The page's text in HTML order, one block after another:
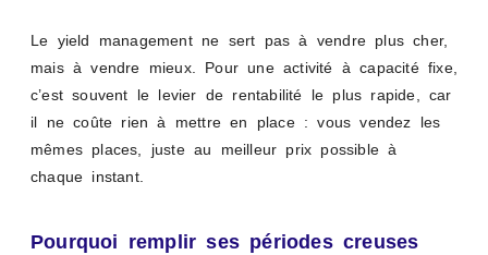
Le yield management ne sert pas à vendre plus cher,
mais à vendre mieux. Pour une activité à capacité fixe,
c’est souvent le levier de rentabilité le plus rapide, car
il ne coûte rien à mettre en place : vous vendez les
mêmes places, juste au meilleur prix possible à
chaque instant.
Pourquoi remplir ses périodes creuses